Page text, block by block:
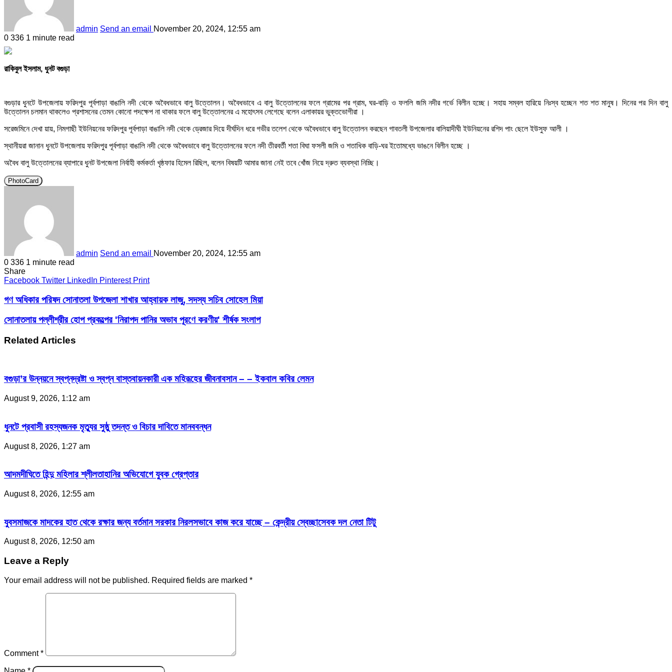
admin Send an email
November 20, 2024, 12:55 am
0 336 1 minute read
রাকিবুল ইসলাম, ধুনট বগুড়া
বগুড়ার ধুনটে উপজেলায় ফরিদপুর পূর্বপাড়া বাঙালি নদী থেকে অবৈধভাবে বালু উত্তোলন। অবৈধভাবে এ বালু উত্তোলনের ফলে গ্রামের পর গ্রাম, ঘর-বাড়ি ও ফললি জমি নদীর গর্ভে বিলীন হচ্ছে। সহায় সম্বল হারিয়ে নিঃস্ব হচ্ছেন শত শত মানুষ। দিনের পর দিন বালু
উত্তোলন চলমান থাকলেও প্রশাসনের তেমন কোনো পদক্ষেপ না থাকার ফলে বালু উত্তোলনের এ মহোৎসব লেগেছে বলেন এলাকায়র ভুক্তভোগীরা ।
সরেজমিনে দেখা য়ায়, নিমগাছী ইউনিয়নের ফরিদপুর পূর্বপাড়া বাঙালি নদী থেকে ড্রেজার দিয়ে দীর্ঘদিন ধরে গভীর তলেশ থেকে অবৈধভাবে বালু উত্তোলন করছেন গাবতলী উপজেলার বালিয়াদীঘী ইউনিয়নের রশিদ পাং ছেলে ইউসুফ আলী ।
স্থানীয়রা জানান ধুনটে উপজেলায় ফরিদপুর পূর্বপাড়া বাঙালি নদী থেকে অবৈধভাবে বালু উত্তোলনের ফলে নদী তীরবর্তী শতা বিঘা ফসলী জমি ও শতাধিক বাড়ি-ঘর ইতোমধ্যে ভাঙনে বিলীন হচ্ছে ।
অবৈধ বালু উত্তোলনের ব্যাপারে ধুনট উপজেলা নির্বাহী কর্মকর্তা খৃষ্ঠফার হিমেল রিছিল, বলেন বিষয়টি আমার জানা নেই তবে খোঁজ নিয়ে দ্রুত ব্যবস্থা নিচ্ছি।
PhotoCard
admin Send an email
November 20, 2024, 12:55 am
0 336 1 minute read
Share
Facebook Twitter LinkedIn Pinterest Print
গণ অধিকার পরিষদ সোনাতলা উপজেলা শাখার আহ্বায়ক লাজু, সদস্য সচিব সোহেল মিয়া
সোনাতলায় পল্লীশ্রীর হোপ প্রকল্পের 'নিরাপদ পানির অভাব পূরণে করণীয়' শীর্ষক সংলাপ
Related Articles
বগুড়া’র উন্নয়নে স্বপ্নদ্রষ্টা ও স্বপ্ন বাস্তবায়নকারী এক মহিরূহের জীবনাবসান – – ইকবাল কবির লেমন
August 9, 2026, 1:12 am
ধুনটে প্রবাসী রহস্যজনক মৃত্যুর সুষ্ঠু তদন্ত ও বিচার দাবিতে মানববন্ধন
August 8, 2026, 1:27 am
আদমদীঘিতে হিন্দু মহিলার শ্লীলতাহানির অভিযোগে যুবক গ্রেপ্তার
August 8, 2026, 12:55 am
যুবসমাজকে মাদকের হাত থেকে রক্ষার জন্য বর্তমান সরকার নিরলসভাবে কাজ করে যাচ্ছে – কেন্দ্রীয় স্বেচ্ছাসেবক দল নেতা টিটু
August 8, 2026, 12:50 am
Leave a Reply
Your email address will not be published. Required fields are marked *
Comment*